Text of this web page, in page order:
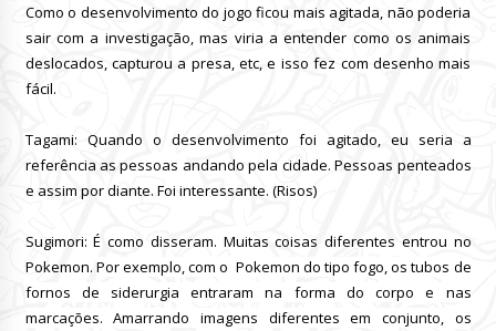
Como o desenvolvimento do jogo ficou mais agitada, não poderia
sair com a investigação, mas viria a entender como os animais
deslocados, capturou a presa, etc, e isso fez com desenho mais
fácil.
Tagami: Quando o desenvolvimento foi agitado, eu seria a
referência as pessoas andando pela cidade.Pessoas penteados
e assim por diante. Foi interessante. (Risos)
Sugimori: É como disseram. Muitas coisas diferentes entrou no
Pokemon. Por exemplo, com o Pokemon do tipo fogo, os tubos de
fornos de siderurgia entraram na forma do corpo e nas
marcações.Amarrando imagens diferentes em conjunto, os